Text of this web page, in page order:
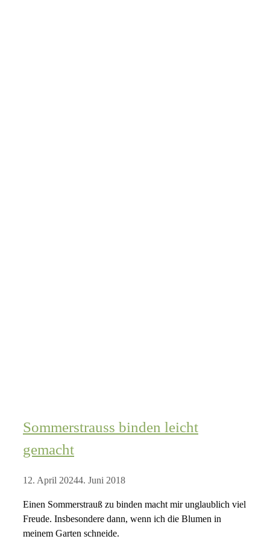
Sommerstrauss binden leicht
gemacht
12. April 20244. Juni 2018
Einen Sommerstrauß zu binden macht mir unglaublich viel
Freude. Insbesondere dann, wenn ich die Blumen in
meinem Garten schneide.